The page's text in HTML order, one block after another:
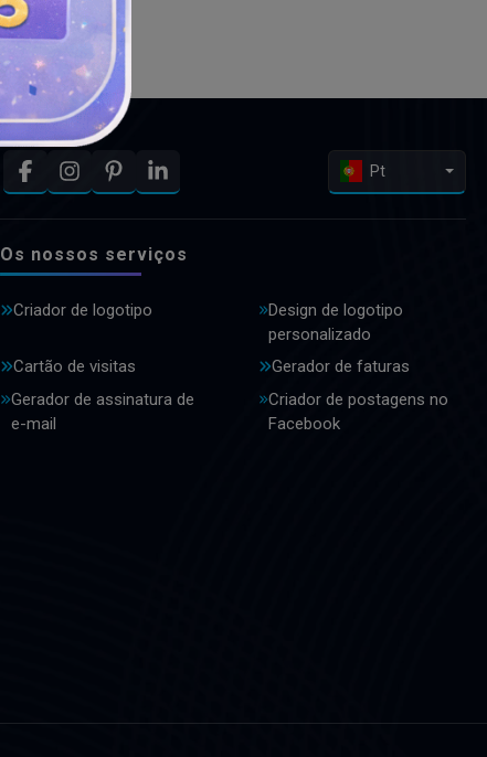
Pt
Os nossos serviços
Criador de logotipo
Design de logotipo
personalizado
Cartão de visitas
Gerador de faturas
Gerador de assinatura de
e-mail
Criador de postagens no
Facebook